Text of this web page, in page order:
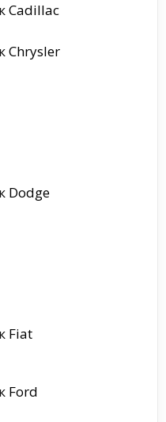
Cadillac
Chrysler
Dodge
Fiat
Ford